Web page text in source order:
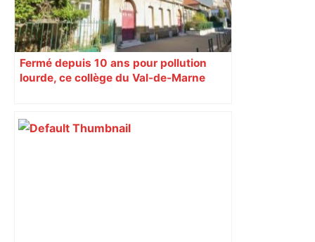
Fermé depuis 10 ans pour pollution
lourde, ce collège du Val-de-Marne